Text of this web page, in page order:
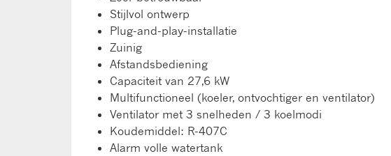
Stijlvol ontwerp
Plug-and-play-installatie
Zuinig
Afstandsbediening
Capaciteit van 27,6 kW
Multifunctioneel (koeler, ontvochtiger en ventilator)
Ventilator met 3 snelheden / 3 koelmodi
Koudemiddel: R-407C
Alarm volle watertank